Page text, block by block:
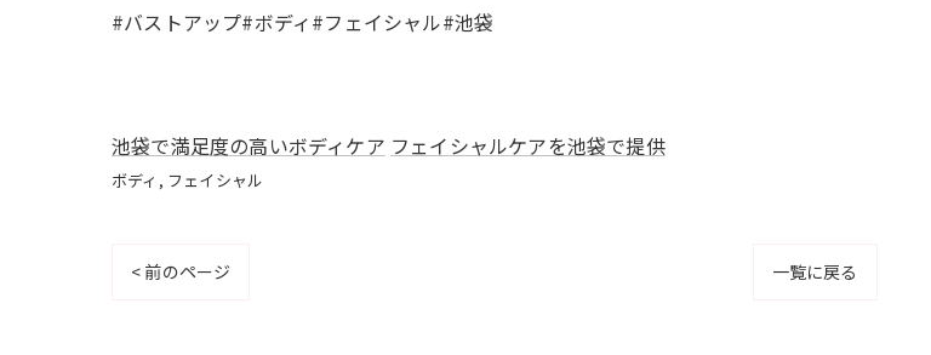
#バストアップ#ボディ#フェイシャル#池袋
池袋で満足度の高いボディケア フェイシャルケアを池袋で提供
ボディ フェイシャル
< 前のページ 一覧に戻る